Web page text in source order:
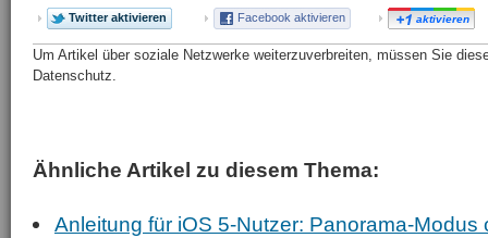
Twitter aktivieren Facebook aktivieren aktivieren
Um Artikel über soziale Netzwerke weiterzuverbreiten, müssen Sie
Datenschutz.
Ähnliche Artikel zu diesem Thema:
Anleitung für iOS 5-Nutzer: Panorama-Modus